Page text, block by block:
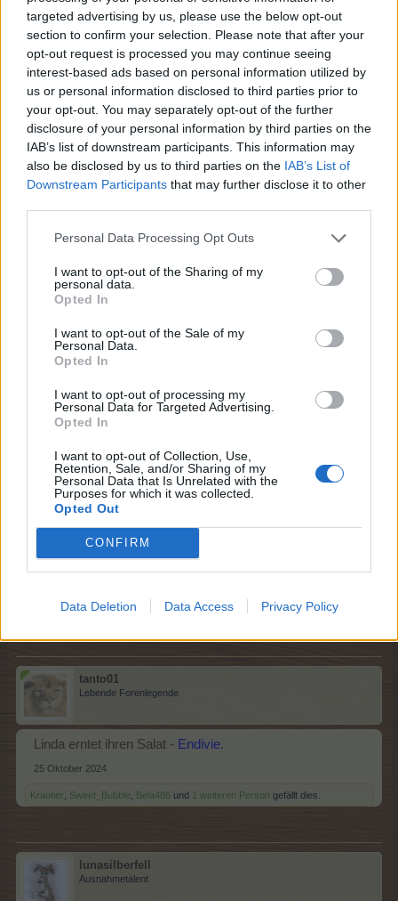
targeted advertising by us, please use the below opt-out
section to confirm your selection. Please note that after your
opt-out request is processed you may continue seeing
interest-based ads based on personal information utilized by
us or personal information disclosed to third parties prior to
your opt-out. You may separately opt-out of the further
disclosure of your personal information by third parties on the
IAB’s list of downstream participants. This information may
also be disclosed by us to third parties on the IAB’s List of
Downstream Participants that may further disclose it to other
Personal Data Processing Opt Outs
I want to opt-out of the Sharing of my
personal data.
Opted In
I want to opt-out of the Sale of my
Personal Data.
Opted In
I want to opt-out of processing my
Personal Data for Targeted Advertising.
Opted In
I want to opt-out of Collection, Use,
Retention, Sale, and/or Sharing of my
Personal Data that Is Unrelated with the
Purposes for which it was collected.
Opted Out
CONFIRM
Data Deletion Data Access Privacy Policy
25 Oktober 2024
Krautier, Bela486und tanto01 gefällt dies.
cooley
Lebende Forenlegende
Grandiose Erlebnisse, will interessierterNiconicht
tadeln.
25 Oktober 2024
Krautier,Bela486 ,korsix und1 weiteren Persongefällt dies.
tanto01
Noch immer
25 Oktober 2024
Krautier,Bela486und
cooley
Lebende Forenlegende
Charmant haben Ingrid`sleise
Krautier,Bela486,korsix 1 weiteren Person gefällt dies.
tanto01
Lebende Forenlegende
Linda erntet ihren Salat - Endivie.
25 Oktober 2024
Krautier Sweet_Bubble Bela486 und 1 weiteren Person gefällt dies.
lunasilberfell
Ausnahmetalent